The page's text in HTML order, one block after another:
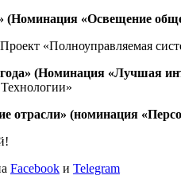
(Номинация «Освещение
«Полноуправляемая
(Номинация «Лучшая
отрасли» (номинация
Facebook и Telegram